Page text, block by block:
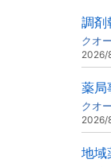
調剤
クオ
2026/
薬局
クオ
2026/
地域